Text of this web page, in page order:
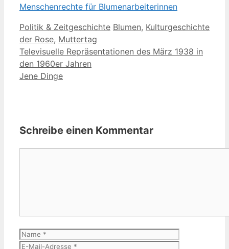
Menschenrechte für Blumenarbeiterinnen
Kategorien
Politik & Zeitgeschichte Schlagwörter
Blumen, Kulturgeschichte
der Rose, Muttertag
Televisuelle Repräsentationen des März 1938 in
den 1960er Jahren
Jene Dinge
Schreibe einen Kommentar
Name